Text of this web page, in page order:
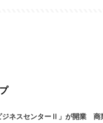
ジネスセンターⅡ」が開業 商